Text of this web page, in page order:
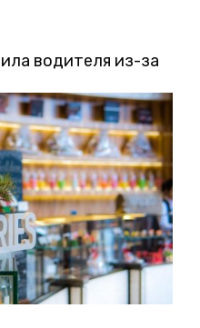
водителя из-за